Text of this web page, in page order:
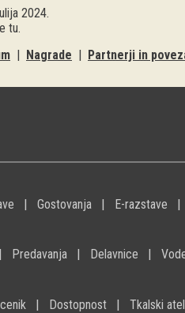
2024.
tu.
| Nagrade | Partnerji in
Gostovanja E-razstave
Predavanja Delavnice
Dostopnost Tkalski